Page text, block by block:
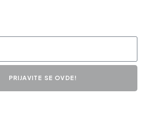
PRIJAVITE SE OVDE!